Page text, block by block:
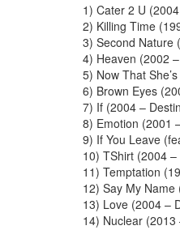
1) Cater 2 U
2) Killing Time
3) Second Nature
4) Heaven (2002
5) Now That
6) Brown Eyes
7) If (2004 –
8) Emotion (2001
9) If You Leave
10) TShirt (2004
11) Temptation
12) Say My
13) Love (2004 –
14) Nuclear (2013